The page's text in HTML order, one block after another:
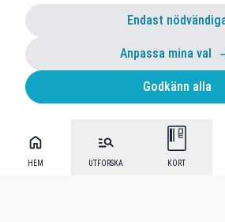
HEM UTFORSKA KORT
Endast
Anpassa mina val
Godkänn alla